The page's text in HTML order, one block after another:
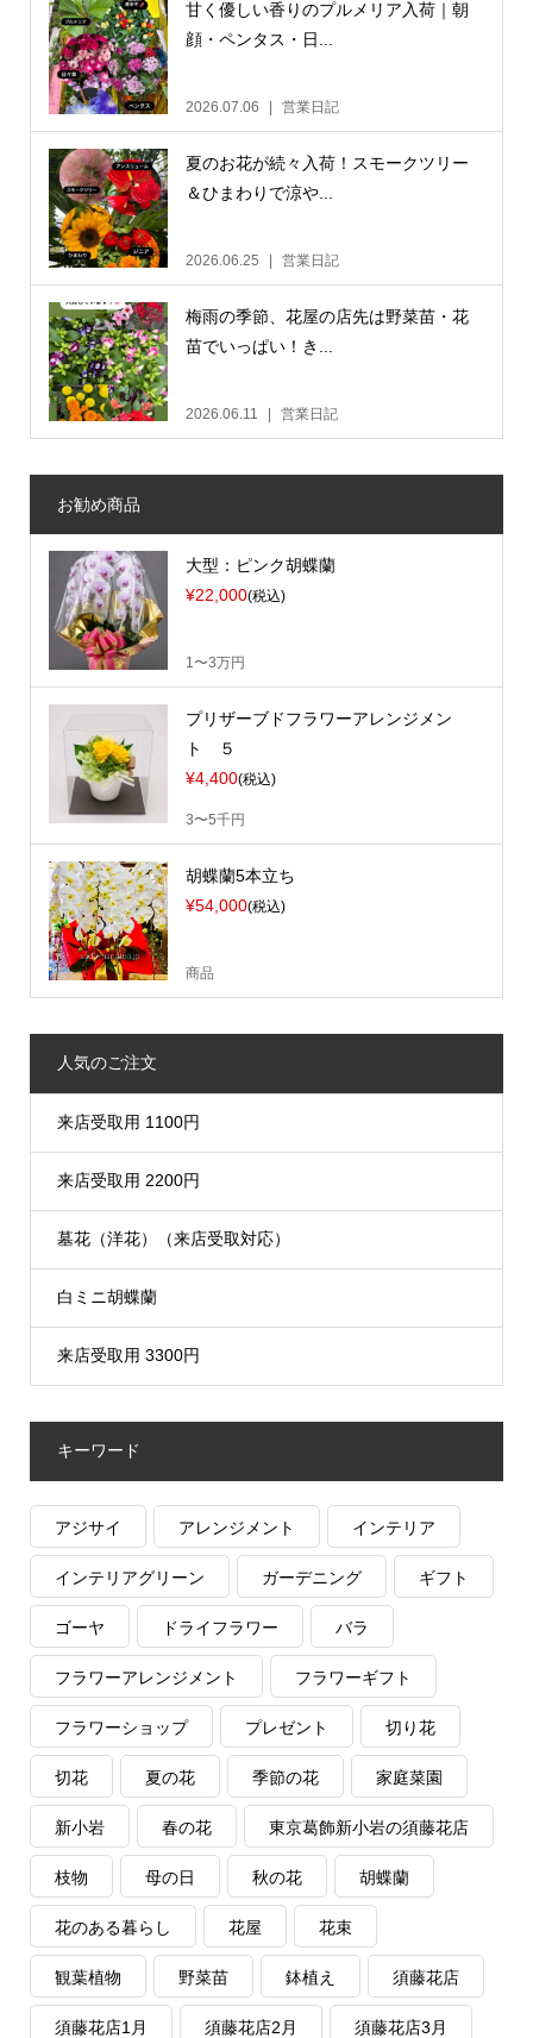
甘く優しい香りのプルメリア入荷｜朝
顔・ペンタス・日...
2026.07.06 営業日記
夏のお花が続々入荷！スモークツリー
＆ひまわりで涼や...
2026.06.25 営業日記
梅雨の季節、花屋の店先は野菜苗・花
苗でいっぱい！き...
2026.06.11 営業日記
お勧め商品
大型：ピンク胡蝶蘭
¥22,000(税込)
1〜3万円
プリザーブドフラワーアレンジメン
ト ５
¥4,400(税込)
3〜5千円
胡蝶蘭5本立ち
¥54,000(税込)
商品
人気のご注文
来店受取用 1100円
来店受取用 2200円
墓花（洋花）（来店受取対応）
白ミニ胡蝶蘭
来店受取用 3300円
キーワード
アジサイ アレンジメント インテリア
インテリアグリーン ガーデニング ギフト
ゴーヤ ドライフラワー バラ
フラワーアレンジメント フラワーギフト
フラワーショップ プレゼント 切り花
切花 夏の花 季節の花 家庭菜園
新小岩 春の花 東京葛飾新小岩の須藤花店
枝物 母の日 秋の花 胡蝶蘭
花のある暮らし 花屋 花束
観葉植物 野菜苗 鉢植え 須藤花店
須藤花店1月 須藤花店2月 須藤花店3月